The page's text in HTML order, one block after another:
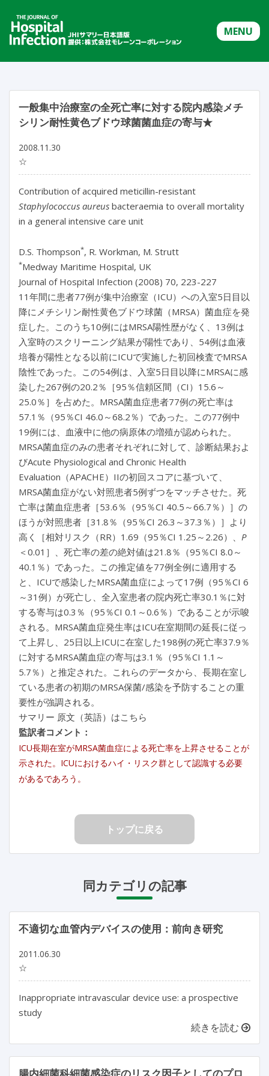
MENU
一般集中治療室の全死亡率に対する院内感染メチ
シリン耐性黄色ブドウ球菌菌血症の寄与★
2008.11.30
☆
Contribution of acquired meticillin-resistant
Staphylococcus aureus bacteraemia to overall mortality
in a general intensive care unit
D.S. Thompson*, R. Workman, M. Strutt
*Medway Maritime Hospital, UK
Journal of Hospital Infection (2008) 70, 223-227
11年間に患者77例が集中治療室（ICU）への入室5日目以
降にメチシリン耐性黄色ブドウ球菌（MRSA）菌血症を発
症した。このうち10例にはMRSA陽性歴がなく、13例は
入室時のスクリーニング結果が陽性であり、54例は血液
培養が陽性となる以前にICUで実施した初回検査でMRSA
陰性であった。この54例は、入室5日目以降にMRSAに感
染した267例の20.2％［95％信頼区間（CI）15.6～
25.0％］を占めた。MRSA菌血症患者77例の死亡率は
57.1％（95％CI 46.0～68.2％）であった。この77例中
19例には、血液中に他の病原体の増殖が認められた。
MRSA菌血症のみの患者それぞれに対して、診断結果およ
びAcute Physiological and Chronic Health
Evaluation（APACHE）IIの初回スコアに基づいて、
MRSA菌血症がない対照患者5例ずつをマッチさせた。死
亡率は菌血症患者［53.6％（95％CI 40.5～66.7％）］の
ほうが対照患者［31.8％（95％CI 26.3～37.3％）］より
高く［相対リスク（RR）1.69（95％CI 1.25～2.26）、 P
＜0.01］、死亡率の差の絶対値は21.8％（95％CI 8.0～
40.1％）であった。この推定値を77例全例に適用する
と、ICUで感染したMRSA菌血症によって17例（95％CI 6
～31例）が死亡し、全入室患者の院内死亡率30.1％に対
する寄与は0.3％（95％CI 0.1～0.6％）であることが示唆
される。MRSA菌血症発生率はICU在室期間の延長に従っ
て上昇し、25日以上ICUに在室した198例の死亡率37.9％
に対するMRSA菌血症の寄与は3.1％（95％CI 1.1～
5.7％）と推定された。これらのデータから、長期在室し
ている患者の初期のMRSA保菌/感染を予防することの重
要性が強調される。
サマリー 原文（英語）はこちら
監訳者コメント：
ICU長期在室がMRSA菌血症による死亡率を上昇させることが
示された。ICUにおけるハイ・リスク群として認識する必要
があるであろう。
トップに戻る
同カテゴリの記事
不適切な血管内デバイスの使用：前向き研究
2011.06.30
☆
Inappropriate intravascular device use: a prospective
study
続きを読む